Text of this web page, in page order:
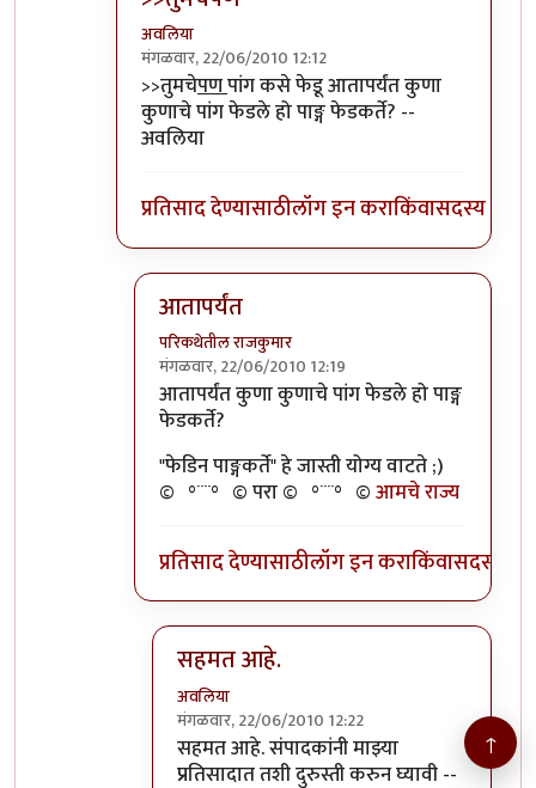
अवलिया
मंगळवार, 22/06/2010 12:12
In reply toसंपादकbyबिपिन कार्यकर्ते
>>तुमचेपणपांग कसे फेडू आतापर्यंत कुणा
कुणाचे पांग फेडले हो पाङ्ग फेडकर्ते? --
अवलिया
प्रतिसाद देण्यासाठीलॉग इन कराकिंवासदस्य व्हा
आतापर्यंत
परिकथेतील राजकुमार
मंगळवार, 22/06/2010 12:19
In reply to>>तुमचेपणbyअवलिया
आतापर्यंत कुणा कुणाचे पांग फेडले हो पाङ्ग
फेडकर्ते?
"फेडिन पाङ्गकर्ते" हे जास्ती योग्य वाटते ;)
©º°¨¨°º© परा ©º°¨¨°º©आमचे राज्य
प्रतिसाद देण्यासाठीलॉग इन कराकिंवासदस्य व्हा
सहमत आहे.
अवलिया
मंगळवार, 22/06/2010 12:22
In reply toआतापर्यंतbyपरिकथेतील राजकुमार
सहमत आहे. संपादकांनी माझ्या
प्रतिसादात तशी दुरुस्ती करुन घ्यावी --
↑